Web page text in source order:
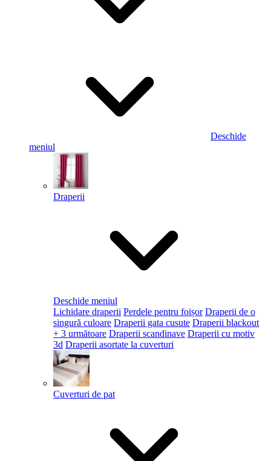
Deschide
meniul
Draperii
Deschide meniul
Lichidare draperii Perdele pentru foișor Draperii de o
singură culoare Draperii gata cusute Draperii blackout
+ 3 următoare Draperii scandinave Draperii cu motiv
3d Draperii asortate la cuverturi
Cuverturi de pat